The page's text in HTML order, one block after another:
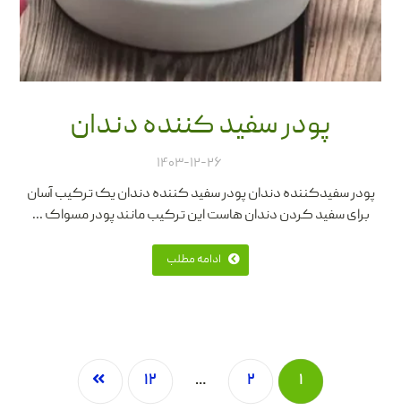
پودر سفید کننده دندان
۱۴۰۳-۱۲-۲۶
پودر سفیدکننده دندان پودر سفید کننده دندان یک ترکیب آسان
برای سفید کردن دندان هاست این ترکیب مانند پودر مسواک ...
ادامه مطلب
۱ ۲ … ۱۲